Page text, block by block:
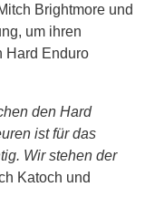
Brightmore und
um ihren
Hard Enduro
den Hard
ist für das
Wir stehen der
Katoch und